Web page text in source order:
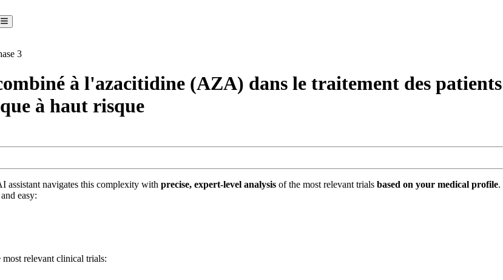
3
à l'azacitidine (AZA) dans le traitement des patients
à haut risque
assistant navigates this complexity with precise, expert-level analysis of the most relevant trials based on your medical profile.
easy:
relevant clinical trials: